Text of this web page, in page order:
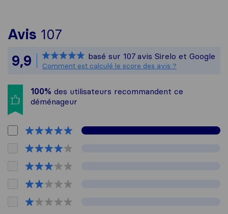
Avis 107
Sirelo n'est pas
Tous les avis recueillis
9,9 basé sur 107 avis Sirelo et Google
Comment est calculé le score des avis ?
100% des utilisateurs recommandent ce
déménageur